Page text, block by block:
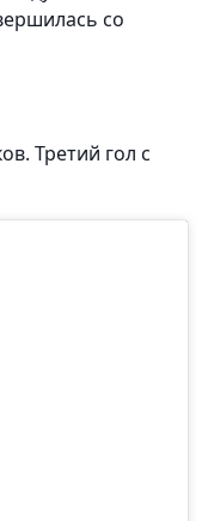
со
Третий гол с